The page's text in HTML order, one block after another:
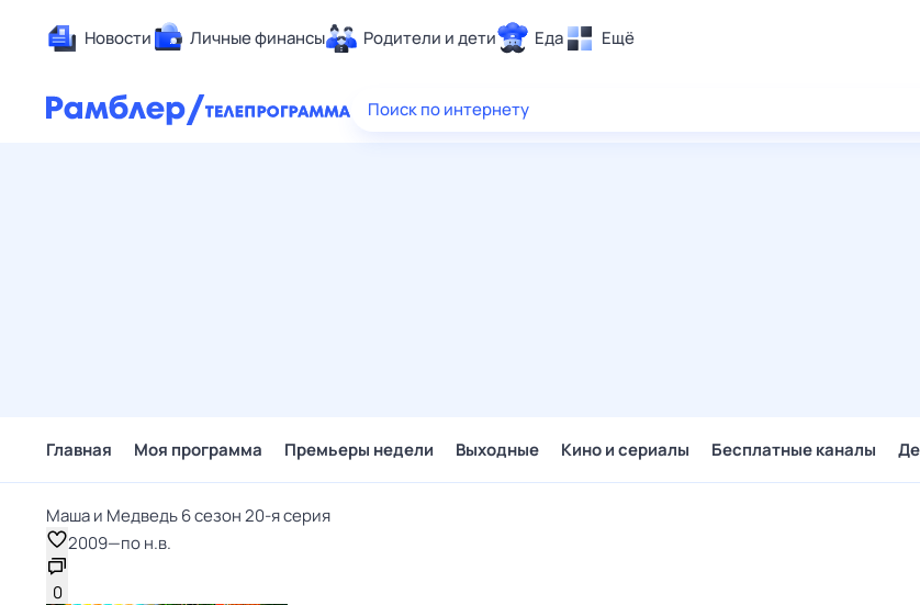
Новости Личные финансы Родители и дети Еда Ещё
Здоровье
Поиск по интернету
Главная Моя программа Премьеры недели Выходные Кино и сериалы Бесплатные каналы
Маша и Медведь 6 сезон 20-я серия
2009—по н.в.
0